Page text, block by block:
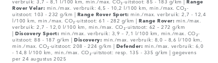
Rover Velar: min./max. verbruik: 4,5 - 10,2 l/100 km, min./max. CO₂-
uitstoot: 103 - 232 g/km | Range Rover Sport: min./max. verbruik: 2,7 - 12,4
l/100 km, min./max. CO₂-uitstoot: 61 - 282 g/km | Range Rover: min./max.
verbruik: 2,7 - 12,0 l/100 km, min./max. CO₂-uitstoot: 62 – 272 g/km
| Discovery Sport: min./max. verbruik: 3,9 – 7,1 l/100 km, min./max. CO₂-
uitstoot: 88 - 187 g/km | Discovery: min./max. verbruik: 8,0 – 8,6 l/100 km,
min./max. CO₂-uitstoot: 208 - 224 g/km | Defender: min./max. verbruik: 6,0
- 14,8 l/100 km, min./max. CO₂-uitstoot: resp. 135 - 335 g/km | gegevens
per 24 augustus 2025